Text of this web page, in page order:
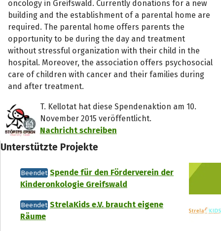
oncology in Greifswald. Currently donations for a new
building and the establishment of a parental home are
required. The parental home offers parents the
opportunity to be during the day and treatment
without stressful organization with their child in the
hospital. Moreover, the association offers psychosocial
care of children with cancer and their families during
and after treatment.
T. Kellotat hat diese Spendenaktion am 10.
November 2015 veröffentlicht.
Nachricht schreiben
Unterstützte Projekte
Beendet Spende für den Förderverein der
Kinderonkologie Greifswald
Beendet StrelaKids e.V. braucht eigene
Räume
Teile die Spendenaktion
Hilf mit noch mehr Spenden zu sammeln!
Facebook